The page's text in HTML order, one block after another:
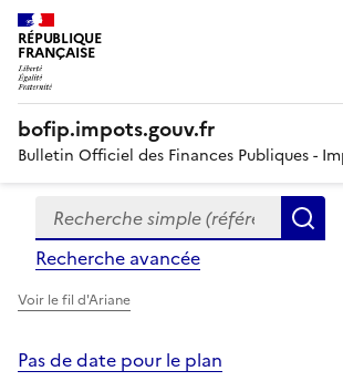
RÉPUBLIQUE
FRANÇAISE
bofip.impots.gouv.fr
Bulletin Officiel des Finances Publiques -
Formulaire
de
recherche
Recherche simple (références,
Recherche avancée
Voir le fil d'Ariane
Pas de date pour le plan